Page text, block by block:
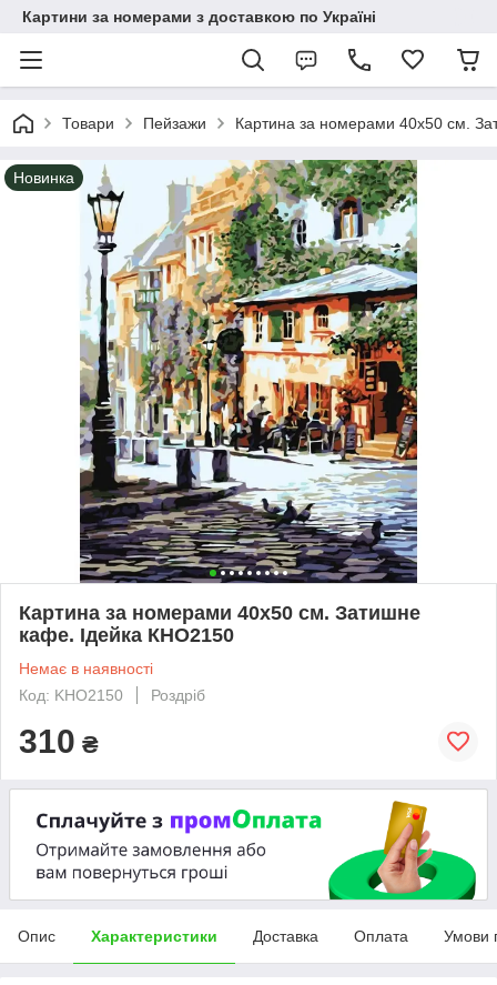
Картини за номерами з доставкою по Україні
Товари Пейзажи Картина за номерами 40х50 см.
Новинка
Картина за номерами 40х50 см. Затишне
кафе. Ідейка КНО2150
Немає в наявності
Код: KHO2150
Роздріб
310 ₴
Опис Характеристики Доставка Оплата Умови